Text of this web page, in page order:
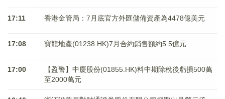
17:11 香港金管局：7月底官方外匯儲備資產為4478億美元
17:08 寶龍地產(01238.HK)7月合約銷售額約5.5億元
17:00
【盈警】中慶股份(01855.HK)料中期除稅後虧損500萬
至2000萬元